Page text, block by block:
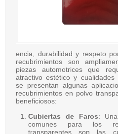
encia, durabilidad y respeto
recubrimientos son
piezas automotrices que
atractivo estético y cualidades
se presentan algunas
recubrimientos en polvo
beneficiosos:
Cubiertas de Faros:
comunes para los
transparentes son las